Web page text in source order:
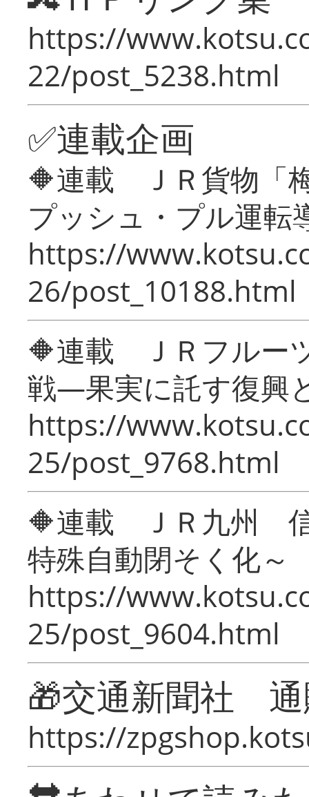
https://
22/post_5238.html
✅連載企画
🔶連載 ＪＲ貨物「
プッシュ・プル運転
https://
26/post_10188.html
🔶連載 ＪＲフルー
戦―果実に託す復興
https://
25/post_9768.html
🔶連載 ＪＲ九州 信
特殊自動閉そく化～
https://
25/post_9604.html
🎁交通新聞社
https://